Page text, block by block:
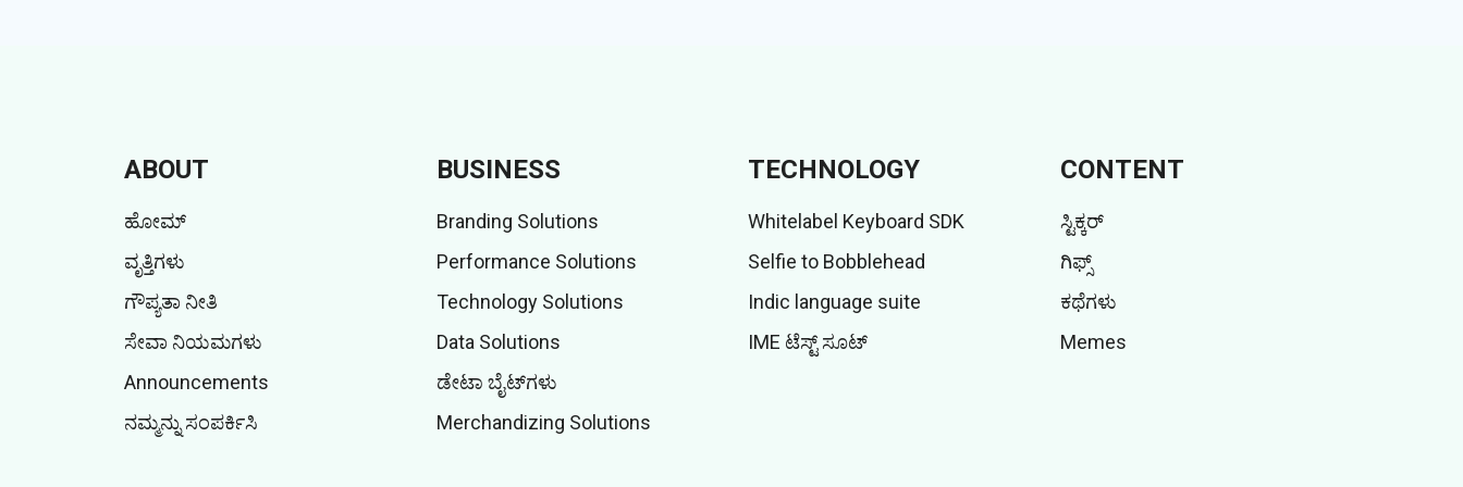
ABOUT
ಹೋಮ್
ವೃತ್ತಿಗಳು
ಗೌಪ್ಯತಾ ನೀತಿ
ಸೇವಾ ನಿಯಮಗಳು
Announcements
ನಮ್ಮನ್ನು ಸಂಪರ್ಕಿಸಿ
BUSINESS
Branding Solutions
Performance Solutions
Technology Solutions
Data Solutions
ಡೇಟಾ ಬೈಟ್‌ಗಳು
Merchandizing Solutions
TECHNOLOGY
Whitelabel Keyboard SDK
Selfie to Bobblehead
Indic language suite
IME ಟೆಸ್ಟ್ ಸೂಟ್
CONTENT
ಸ್ಟಿಕ್ಕರ್
ಗಿಫ್ಸ್
ಕಥೆಗಳು
Memes